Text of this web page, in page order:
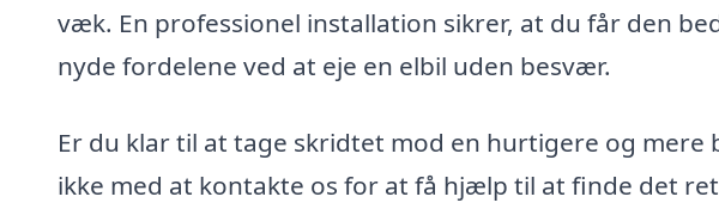
væk. En professionel installation sikrer, at du får den
nyde fordelene ved at eje en elbil uden besvær.
Er du klar til at tage skridtet mod en hurtigere og mere
ikke med at kontakte os for at få hjælp til at finde det